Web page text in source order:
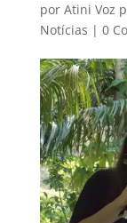
por Atini Voz
Notícias | 0